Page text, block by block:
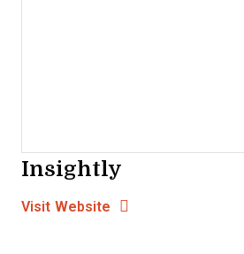
Insightly
Visit Website Opens New Window